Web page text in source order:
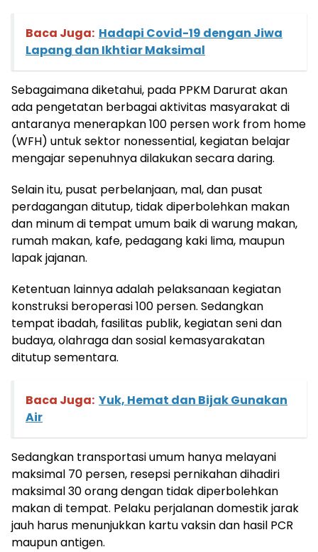
Baca Juga: Hadapi Covid-19 dengan Jiwa
Lapang dan Ikhtiar Maksimal
Sebagaimana diketahui, pada PPKM Darurat akan
ada pengetatan berbagai aktivitas masyarakat di
antaranya menerapkan 100 persen work from home
(WFH) untuk sektor nonessential, kegiatan belajar
mengajar sepenuhnya dilakukan secara daring.
Selain itu, pusat perbelanjaan, mal, dan pusat
perdagangan ditutup, tidak diperbolehkan makan
dan minum di tempat umum baik di warung makan,
rumah makan, kafe, pedagang kaki lima, maupun
lapak jajanan.
Ketentuan lainnya adalah pelaksanaan kegiatan
konstruksi beroperasi 100 persen. Sedangkan
tempat ibadah, fasilitas publik, kegiatan seni dan
budaya, olahraga dan sosial kemasyarakatan
ditutup sementara.
Baca Juga: Yuk, Hemat dan Bijak Gunakan
Air
Sedangkan transportasi umum hanya melayani
maksimal 70 persen, resepsi pernikahan dihadiri
maksimal 30 orang dengan tidak diperbolehkan
makan di tempat. Pelaku perjalanan domestik jarak
jauh harus menunjukkan kartu vaksin dan hasil PCR
maupun antigen.